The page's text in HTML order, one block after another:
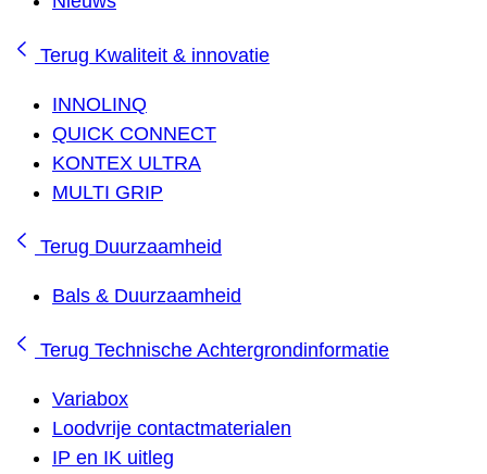
Terug Kwaliteit & innovatie
INNOLINQ
QUICK CONNECT
KONTEX ULTRA
MULTI GRIP
Terug Duurzaamheid
Bals & Duurzaamheid
Terug Technische Achtergrondinformatie
Variabox
Loodvrije contactmaterialen
IP en IK uitleg